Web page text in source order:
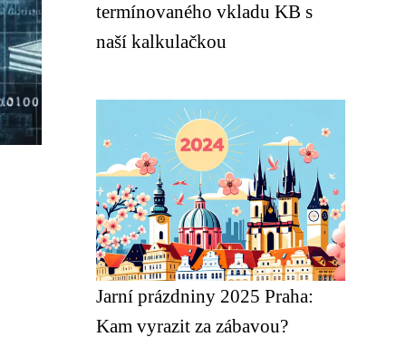
termínovaného vkladu KB s
naší kalkulačkou
Jarní prázdniny 2025 Praha:
Kam vyrazit za zábavou?